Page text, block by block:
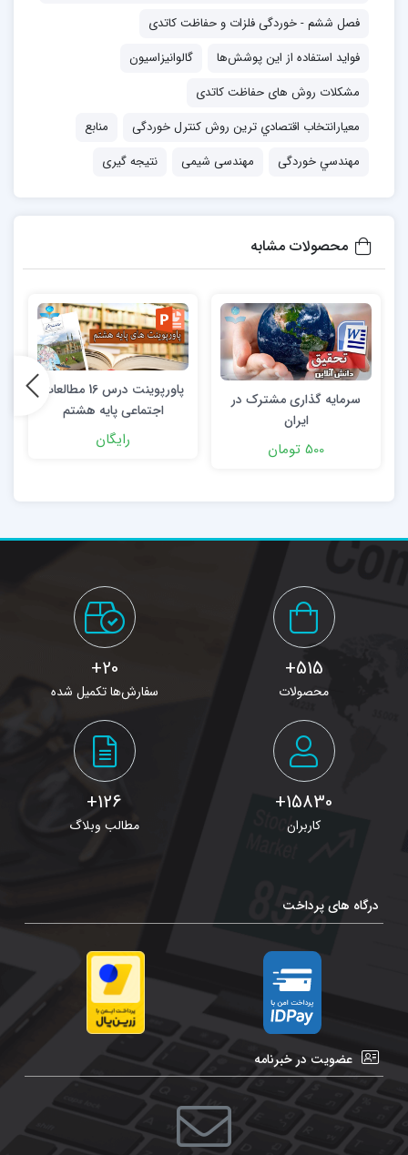
فصل ششم - خوردگی فلزات و حفاظت کاتدی
فوايد استفاده از اين پوشش‌ها
گالوانیزاسیون
مشکلات روش های حفاظت کاتدی
معيارانتخاب اقتصادي ترين روش كنترل خوردگی
منابع
مهندسي خوردگی
مهندسی شیمی نتیجه گیری
محصولات مشابه
سرمایه گذاری مشترک در
ایران
500 تومان
پاورپوینت درس 16 مطالعات
اجتماعی پایه هشتم
رایگان
515+
محصولات
20+
سفارش‌ها تکمیل شده
15830+
کاربران
126+
مطالب وبلاگ
درگاه های پرداخت
عضویت در خبرنامه